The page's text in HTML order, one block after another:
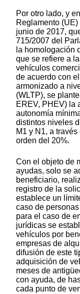
Por otro lado, y
Reglamento
junio de 2017,
715/2007 del
la homologación
que se refiere a
vehículos
de acuerdo con
armonizado a
(WLTP), se
EREV, PHEV) la
autonomía
distintos niveles
M1 y N1, a
orden del 20%.
Con el objeto de
ayudas, solo se
beneficiario,
registro de la
establece un
caso de
para el caso de
jurídicas se
vehículos por
empresas de
difusión de este
adquisición de
meses de
con ayuda, de
cada punto de